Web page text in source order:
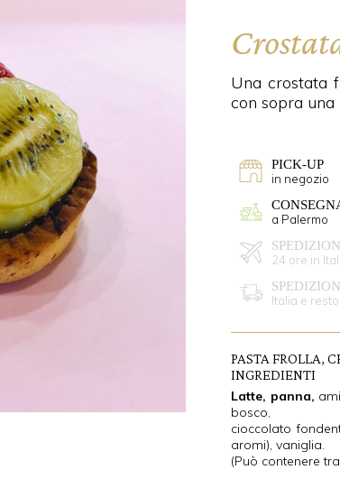
Una crostata
con sopra
PICK-UP
in negozio
a Palermo
24 ore in
Italia e
PASTA FROLLA,
INGREDIENTI
Latte, panna,
bosco,
cioccolato
aromi), vaniglia.
(Può contenere